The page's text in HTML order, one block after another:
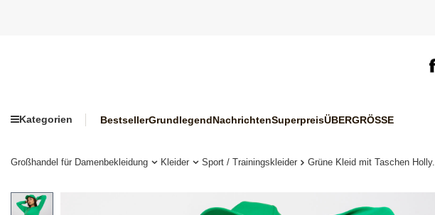
Kategorien BestsellerGrundlegendNachrichtenSuperpreisÜBERGRÖSSE
Großhandel für Damenbekleidung Kleider Sport / Trainingskleider Grüne Kleid mit Taschen Holly.